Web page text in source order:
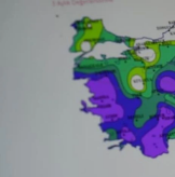
Devrekani
Doğanyurt
Hanönü